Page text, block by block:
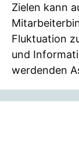
Zielen kann
Fluktuation
und
werdenden